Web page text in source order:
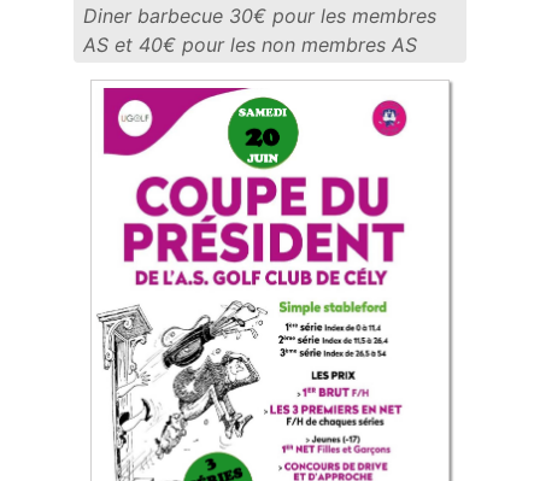
Diner barbecue 30€ pour les membres
AS et 40€ pour les non membres AS